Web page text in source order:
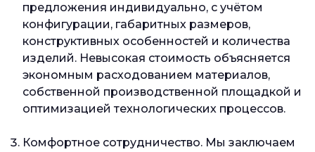
предложения индивидуально, с учётом
конфигурации, габаритных размеров,
конструктивных особенностей и количества
изделий. Невысокая стоимость объясняется
экономным расходованием материалов,
собственной производственной площадкой и
оптимизацией технологических процессов.
Комфортное сотрудничество. Мы заключаем